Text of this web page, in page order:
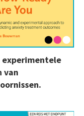
experimentele
van